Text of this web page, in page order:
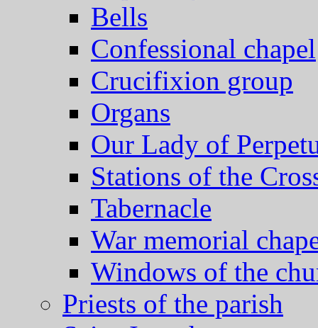
Bells
Confessional chapel
Crucifixion group
Organs
Our Lady of
Stations of the
Tabernacle
War memorial
Windows of the
Priests of the parish